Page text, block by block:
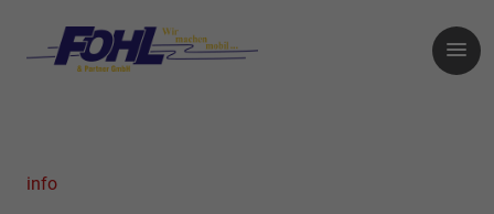
info